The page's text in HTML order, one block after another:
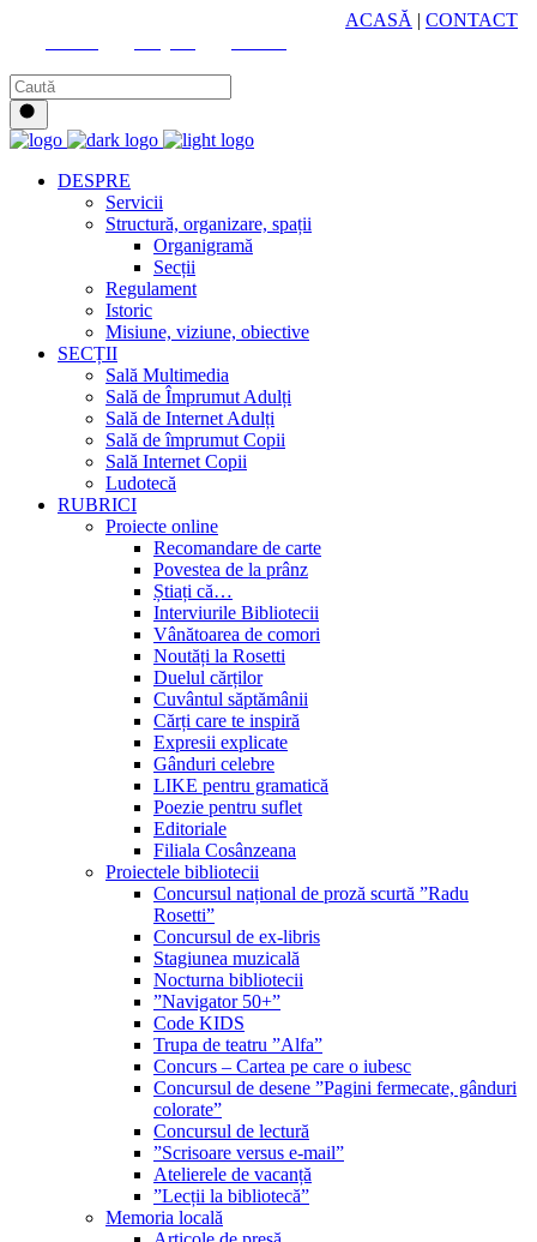
ACASĂ | CONTACT
DESPRE
Servicii
Structură, organizare, spații
Organigramă
Secții
Regulament
Istoric
Misiune, viziune, obiective
SECȚII
Sală Multimedia
Sală de Împrumut Adulți
Sală de Internet Adulți
Sală de împrumut Copii
Sală Internet Copii
Ludotecă
RUBRICI
Proiecte online
Recomandare de carte
Povestea de la prânz
Știați că…
Interviurile Bibliotecii
Vânătoarea de comori
Noutăți la Rosetti
Duelul cărților
Cuvântul săptămânii
Cărți care te inspiră
Expresii explicate
Gânduri celebre
LIKE pentru gramatică
Poezie pentru suflet
Editoriale
Filiala Cosânzeana
Proiectele bibliotecii
Concursul național de proză scurtă ”Radu
Rosetti”
Concursul de ex-libris
Stagiunea muzicală
Nocturna bibliotecii
”Navigator 50+”
Code KIDS
Trupa de teatru ”Alfa”
Concurs – Cartea pe care o iubesc
Concursul de desene ”Pagini fermecate, gânduri
colorate”
Concursul de lectură
”Scrisoare versus e-mail”
Atelierele de vacanță
”Lecții la bibliotecă”
Memoria locală